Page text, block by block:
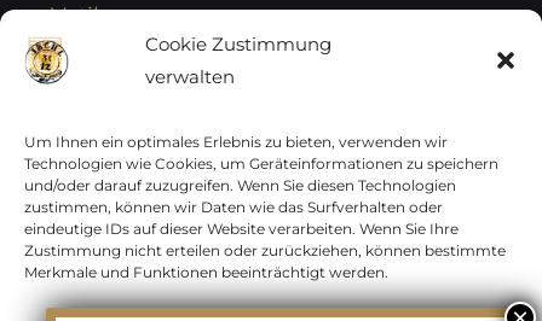
Cookie Zustimmung
verwalten
Um Ihnen ein optimales Erlebnis zu bieten, verwenden wir
Technologien wie Cookies, um Geräteinformationen zu speichern
und/oder darauf zuzugreifen. Wenn Sie diesen Technologien
zustimmen, können wir Daten wie das Surfverhalten oder
eindeutige IDs auf dieser Website verarbeiten. Wenn Sie Ihre
Zustimmung nicht erteilen oder zurückziehen, können bestimmte
Merkmale und Funktionen beeinträchtigt werden.
Vatikan
Vereinte Nationen
Vorphilatelie
Zensurbelege Österreich
Zensurbelege Schweiz